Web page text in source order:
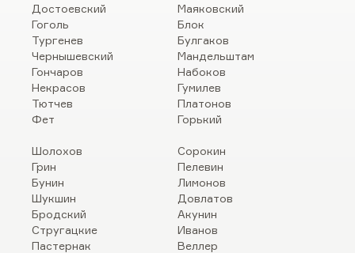
Достоевский
Гоголь
Тургенев
Чернышевский
Гончаров
Некрасов
Тютчев
Фет
Маяковский
Блок
Булгаков
Мандельштам
Набоков
Гумилев
Платонов
Горький
Шолохов
Грин
Бунин
Шукшин
Бродский
Стругацкие
Пастернак
Сорокин
Пелевин
Лимонов
Довлатов
Акунин
Иванов
Веллер